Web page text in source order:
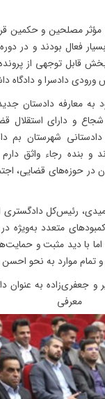
مصلحین و حکمین
فعال بودند و در
قابل توجهی از
دادسرا و دادگاه
معارفه دادستان
و دارای استقلال
شهرستان بم
و بنده رجاء واثق
حوزه‌های قضایی،
رئیس‌کل دادگستری
متعدد به‌ویژه
با دید مثبت و
تمام موارد به نحو
و جعفری‌زاده به عنوان